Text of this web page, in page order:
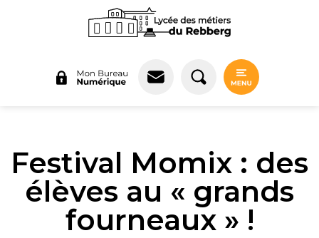
Festival Momix : des
élèves au « grands
fourneaux » !
Panneau de gestion des cookies